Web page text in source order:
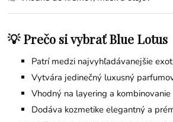
💡 Prečo si vybrať Blue Lotus
Patrí medzi najvyhľadávanejšie
Vytvára jedinečný luxusný
Vhodný na layering a
Dodáva kozmetike elegantný a